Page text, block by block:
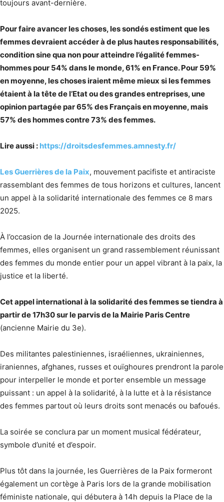
toujours avant-dernière.
Pour faire avancer les choses, les sondés estiment que les
femmes devraient accéder à de plus hautes responsabilités,
condition sine qua non pour atteindre l’égalité femmes-
hommes pour 54% dans le monde, 61% en France. Pour 59%
en moyenne, les choses iraient même mieux si les femmes
étaient à la tête de l’Etat ou des grandes entreprises, une
opinion partagée par 65% des Français en moyenne, mais
57% des hommes contre 73% des femmes.
Lire aussi : https://droitsdesfemmes.amnesty.fr/
Les Guerrières de la Paix, mouvement pacifiste et antiraciste
rassemblant des femmes de tous horizons et cultures, lancent
un appel à la solidarité internationale des femmes ce 8 mars
2025.
À l’occasion de la Journée internationale des droits des
femmes, elles organisent un grand rassemblement réunissant
des femmes du monde entier pour un appel vibrant à la paix, la
justice et la liberté.
Cet appel international à la solidarité des femmes se tiendra à
partir de 17h30 sur le parvis de la Mairie Paris Centre
(ancienne Mairie du 3e).
Des militantes palestiniennes, israéliennes, ukrainiennes,
iraniennes, afghanes, russes et ouïghoures prendront la parole
pour interpeller le monde et porter ensemble un message
puissant : un appel à la solidarité, à la lutte et à la résistance
des femmes partout où leurs droits sont menacés ou bafoués.
La soirée se conclura par un moment musical fédérateur,
symbole d’unité et d’espoir.
Plus tôt dans la journée, les Guerrières de la Paix formeront
également un cortège à Paris lors de la grande mobilisation
féministe nationale, qui débutera à 14h depuis la Place de la